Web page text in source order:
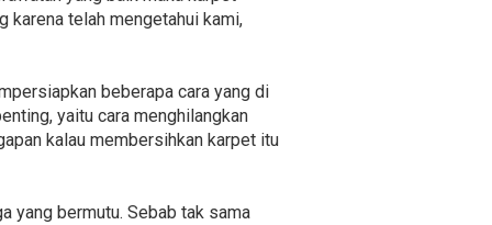
karena telah mengetahui kami,
beberapa cara yang di
yaitu cara menghilangkan
kalau membersihkan karpet itu
yang bermutu. Sebab tak sama